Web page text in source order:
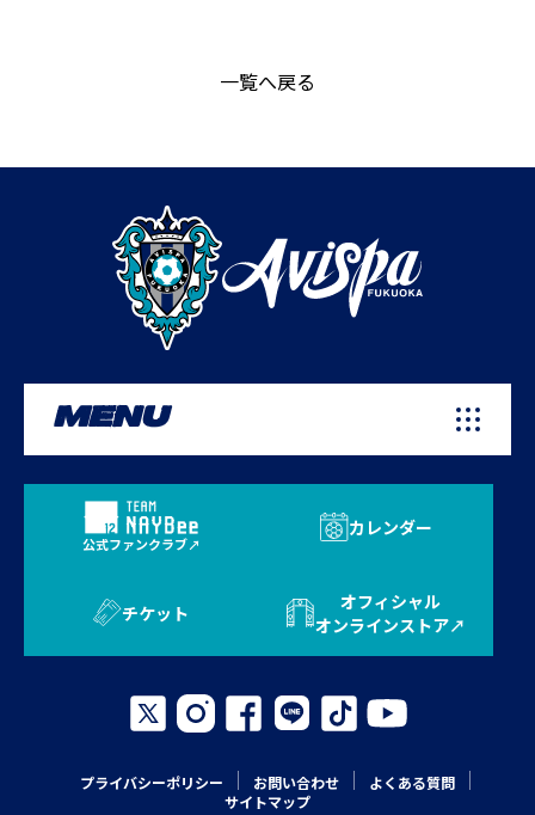
一覧へ戻る
MENU
公式ファンクラブ
カレンダー
チケット
オフィシャル
オンラインストア
プライバシーポリシー お問い合わせ
よくある質問
サイトマップ